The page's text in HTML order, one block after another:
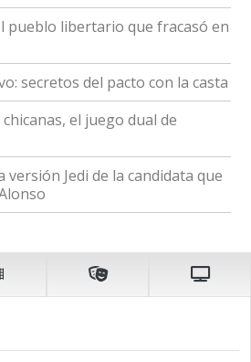
pueblo libertario que fracasó en
secretos del pacto con la casta
el juego dual de
versión Jedi de la candidata que